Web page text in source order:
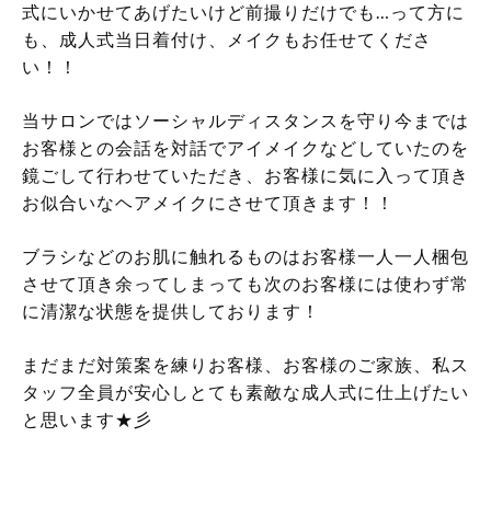
式にいかせてあげたいけど前撮りだけでも…って方に
も、成人式当日着付け、メイクもお任せてくださ
い！！
当サロンではソーシャルディスタンスを守り今までは
お客様との会話を対話でアイメイクなどしていたのを
鏡ごして行わせていただき、お客様に気に入って頂き
お似合いなヘアメイクにさせて頂きます！！
ブラシなどのお肌に触れるものはお客様一人一人梱包
させて頂き余ってしまっても次のお客様には使わず常
に清潔な状態を提供しております！
まだまだ対策案を練りお客様、お客様のご家族、私ス
タッフ全員が安心しとても素敵な成人式に仕上げたい
と思います★彡